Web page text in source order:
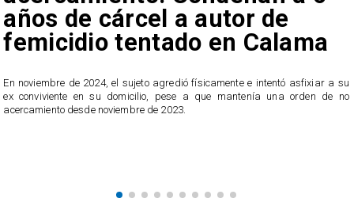
años de cárcel a autor de
femicidio tentado en Calama
En noviembre de 2024, el sujeto agredió físicamente e intentó asfixiar a su
ex conviviente en su domicilio, pese a que mantenía una orden de no
acercamiento desde noviembre de 2023.